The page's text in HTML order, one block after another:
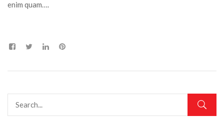
enim quam….